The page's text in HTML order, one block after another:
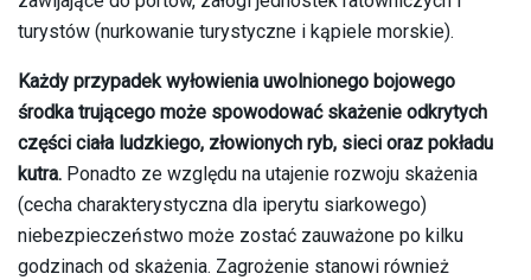
turystów (nurkowanie turystyczne i kąpiele morskie).
Każdy przypadek wyłowienia uwolnionego bojowego
środka trującego może spowodować skażenie odkrytych
części ciała ludzkiego, złowionych ryb, sieci oraz pokładu
kutra. Ponadto ze względu na utajenie rozwoju skażenia
(cecha charakterystyczna dla iperytu siarkowego)
niebezpieczeństwo może zostać zauważone po kilku
godzinach od skażenia. Zagrożenie stanowi również